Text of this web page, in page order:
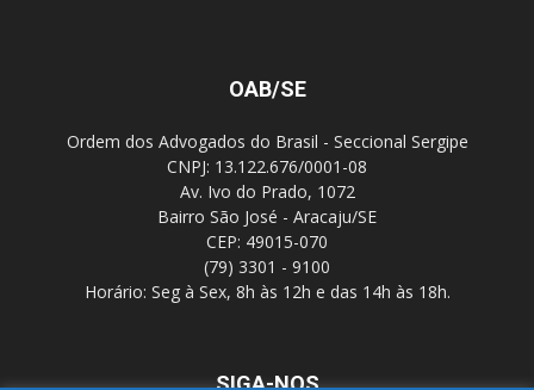
OAB/SE
Ordem dos Advogados do Brasil - Seccional Sergipe
CNPJ: 13.122.676/0001-08
Av. Ivo do Prado, 1072
Bairro São José - Aracaju/SE
CEP: 49015-070
(79) 3301 - 9100
Horário: Seg à Sex, 8h às 12h e das 14h às 18h.
SIGA-NOS